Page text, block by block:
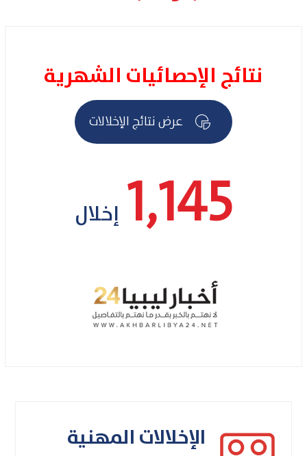
نتائج الإحصائيات الشهرية
عرض نتائج الإخلالات
1,145 إخلال
الإخلالات المهنية